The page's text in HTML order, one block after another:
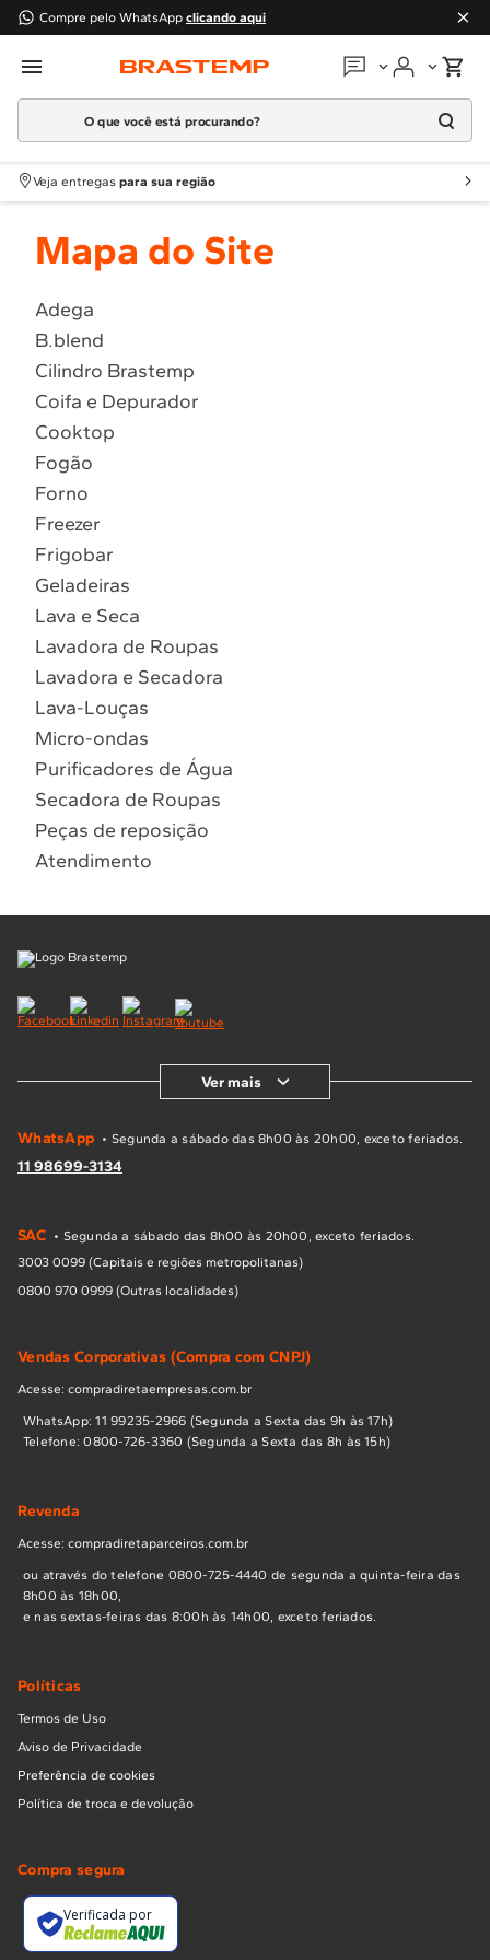
Compre pelo WhatsApp clicando aqui
Em que podemos
Atendimento Brastemp
Localizar assistência técnica
O que você está procurando?
Termos mais buscados
1º Geladeira
2
Fogao
4 º Lava Louça
5 º Cooktop
6º Microondas Brastemp
7º Forno
8º Embutir
9º Lava Seca
Veja entregas para sua região
Mapa do Site
Adega
B.blend
Cilindro Brastemp
Coifa e Depurador
Cooktop
Fogão
Forno
Freezer
Frigobar
Geladeiras
Lava e Seca
Lavadora de Roupas
Lavadora e Secadora
Lava-Louças
Micro-ondas
Purificadores de Água
Secadora de Roupas
Peças de reposição
Atendimento
Ver mais
WhatsApp • Segunda a sábado das 8h00 às 20h00, exceto feriados.
11 98699-3134
SAC • Segunda a sábado das 8h00 às 20h00, exceto feriados.
3003 0099 (Capitais e regiões metropolitanas)
0800 970 0999 (Outras localidades)
Vendas Corporativas (Compra com CNPJ)
Acesse: compradiretaempresas.com.br
WhatsApp: 11 99235-2966 (Segunda a Sexta das 9h às 17h)
Telefone: 0800-726-3360 (Segunda a Sexta das 8h às 15h)
Revenda
Acesse: compradiretaparceiros.com.br
ou através do telefone 0800-725-4440 de segunda a quinta-feira das
8h00 às 18h00,
e nas sextas-feiras das 8:00h às 14h00, exceto feriados.
Políticas
Termos de Uso
Aviso de Privacidade
Preferência de cookies
Política de troca e devolução
Compra segura
Verificada por